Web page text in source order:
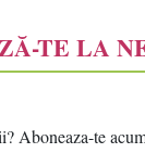
TE LA
Aboneaza-te